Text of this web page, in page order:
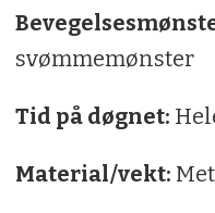
svømmemønster
Tid på døgnet:
Material/vekt: